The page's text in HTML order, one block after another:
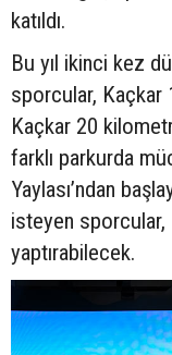
katıldı.
Bu yıl ikinci kez
sporcular, Kaçkar
Kaçkar 20
farklı parkurda
Yaylası’ndan
isteyen sporcular,
yaptırabilecek.